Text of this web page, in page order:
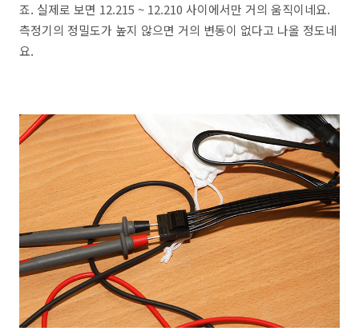
죠. 실제로 보면 12.215 ~ 12.210 사이에서만 거의 움직이네요.
측정기의 정밀도가 높지 않으면 거의 변동이 없다고 나올 정도네
요.